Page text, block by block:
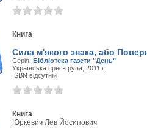
Книга
Сила м'якого знака, або
Серія: Бібліотека газети "День"
Українська прес-група, 2011 г.
ISBN відсутній
Книга
Юркевич Лев Йосипович